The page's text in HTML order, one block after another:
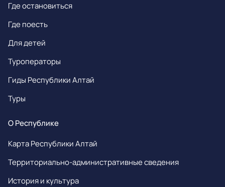
Где остановиться
Где поесть
Для детей
Туроператоры
Гиды Республики Алтай
Туры
О Республике
Карта Республики Алтай
Территориально-административные сведения
История и культура